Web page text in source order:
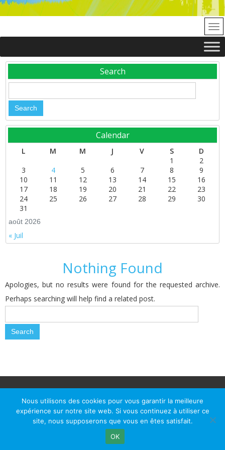
Search
Calendar
août 2026
L M M J V S
D
1
2
3
4 5 6 7 8
9
10
11 12 13 14 15
16
17
18 19 20 21 22
23
24
25 26 27 28 29
30
31
« Juil
Nothing Found
Apologies, but no results were found for the requested archive.
Perhaps searching will help find a related post.
Mairie du Passage d'Agen, BP 7, place du Général de Gaulle, 47520
Le Passage d'Agen - Téléphone: +33 5 53 77 18 77
Nous utilisons des cookies pour vous garantir la meilleure
expérience sur notre site web. Si vous continuez à utiliser ce
site, nous supposerons que vous en êtes satisfait.
OK